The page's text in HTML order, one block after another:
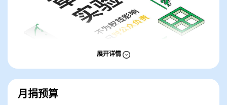
的写作，不因“没流量”而放弃小众议题，尽最大努力在记录过
展开详情
月捐预算